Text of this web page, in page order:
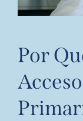
Por